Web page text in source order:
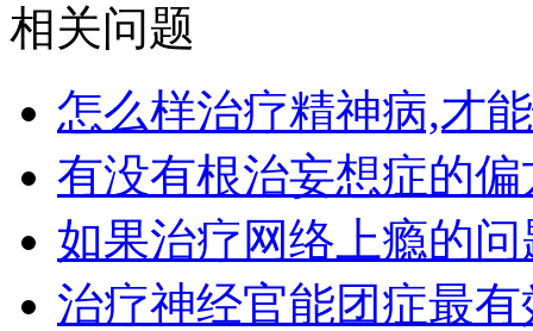
相关问题
怎么样治疗精神病,才
有没有根治妄想症的偏
如果治疗网络上瘾的
治疗神经官能团症最